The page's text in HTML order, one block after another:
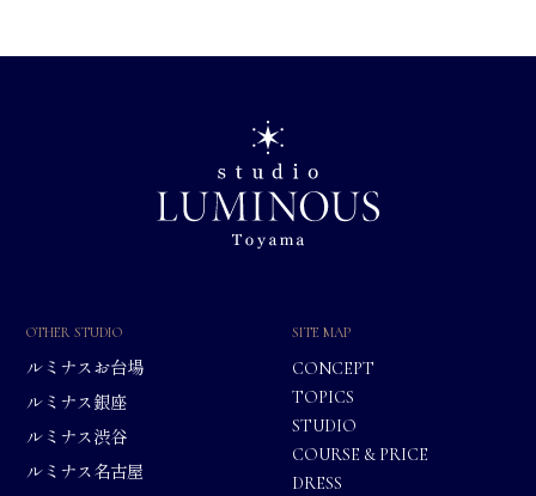
OTHER STUDIO
ルミナスお台場
ルミナス銀座
ルミナス渋谷
ルミナス名古屋
SITE MAP
CONCEPT
TOPICS
STUDIO
COURSE & PRICE
DRESS